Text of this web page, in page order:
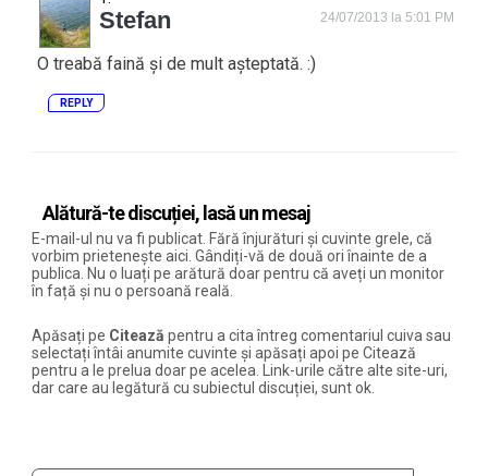
Stefan 24/07/2013 la 5:01 PM
O treabă faină și de mult așteptată. :)
REPLY
Alătură-te discuției, lasă un mesaj
E-mail-ul nu va fi publicat. Fără înjurături și cuvinte grele, că
vorbim prietenește aici. Gândiți-vă de două ori înainte de a
publica. Nu o luați pe arătură doar pentru că aveți un monitor
în față și nu o persoană reală.
Apăsați pe Citează pentru a cita întreg comentariul cuiva sau
selectați întâi anumite cuvinte și apăsați apoi pe Citează
pentru a le prelua doar pe acelea. Link-urile către alte site-uri,
dar care au legătură cu subiectul discuției, sunt ok.